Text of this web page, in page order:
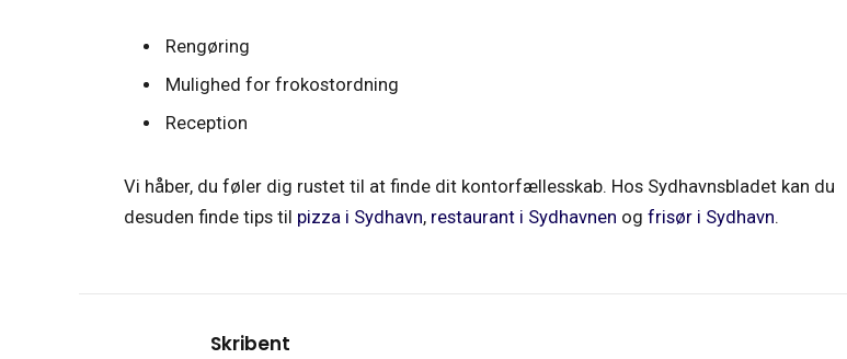
Rengøring
Mulighed for frokostordning
Reception
Vi håber, du føler dig rustet til at finde dit kontorfællesskab. Hos Sydhavnsbladet kan du
desuden finde tips til pizza i Sydhavn, restaurant i Sydhavnen og frisør i Sydhavn.
Skribent